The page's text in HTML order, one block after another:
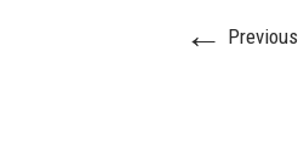
← Previous